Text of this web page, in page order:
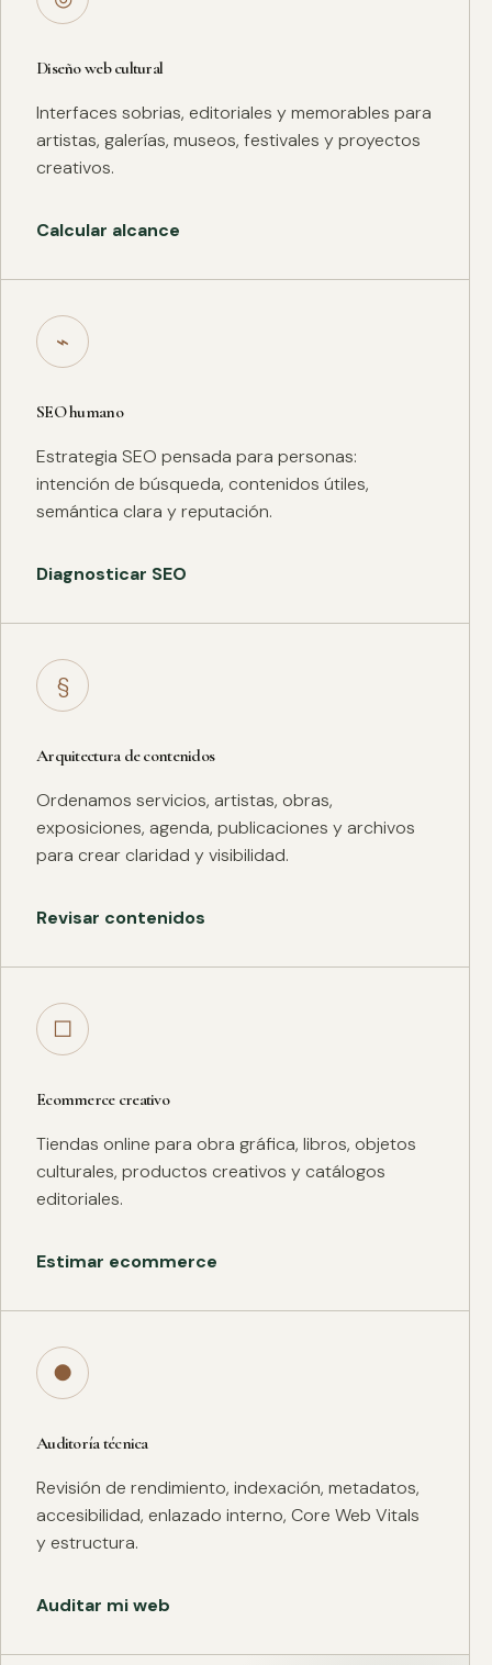
Diseño web cultural
Interfaces sobrias, editoriales y memorables para
artistas, galerías, museos, festivales y proyectos
creativos.
Calcular alcance
⌁
SEO humano
Estrategia SEO pensada para personas:
intención de búsqueda, contenidos útiles,
semántica clara y reputación.
Diagnosticar SEO
§
Arquitectura de contenidos
Ordenamos servicios, artistas, obras,
exposiciones, agenda, publicaciones y archivos
para crear claridad y visibilidad.
Revisar contenidos
□
Ecommerce creativo
Tiendas online para obra gráfica, libros, objetos
culturales, productos creativos y catálogos
editoriales.
Estimar ecommerce
●
Auditoría técnica
Revisión de rendimiento, indexación, metadatos,
accesibilidad, enlazado interno, Core Web Vitals
y estructura.
Auditar mi web